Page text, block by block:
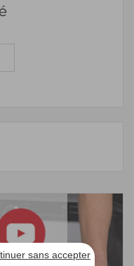
sans accepter